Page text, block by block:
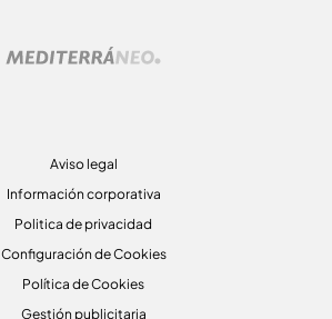
Aviso legal
Información corporativa
Politica de privacidad
Configuración de Cookies
Política de Cookies
Gestión publicitaria